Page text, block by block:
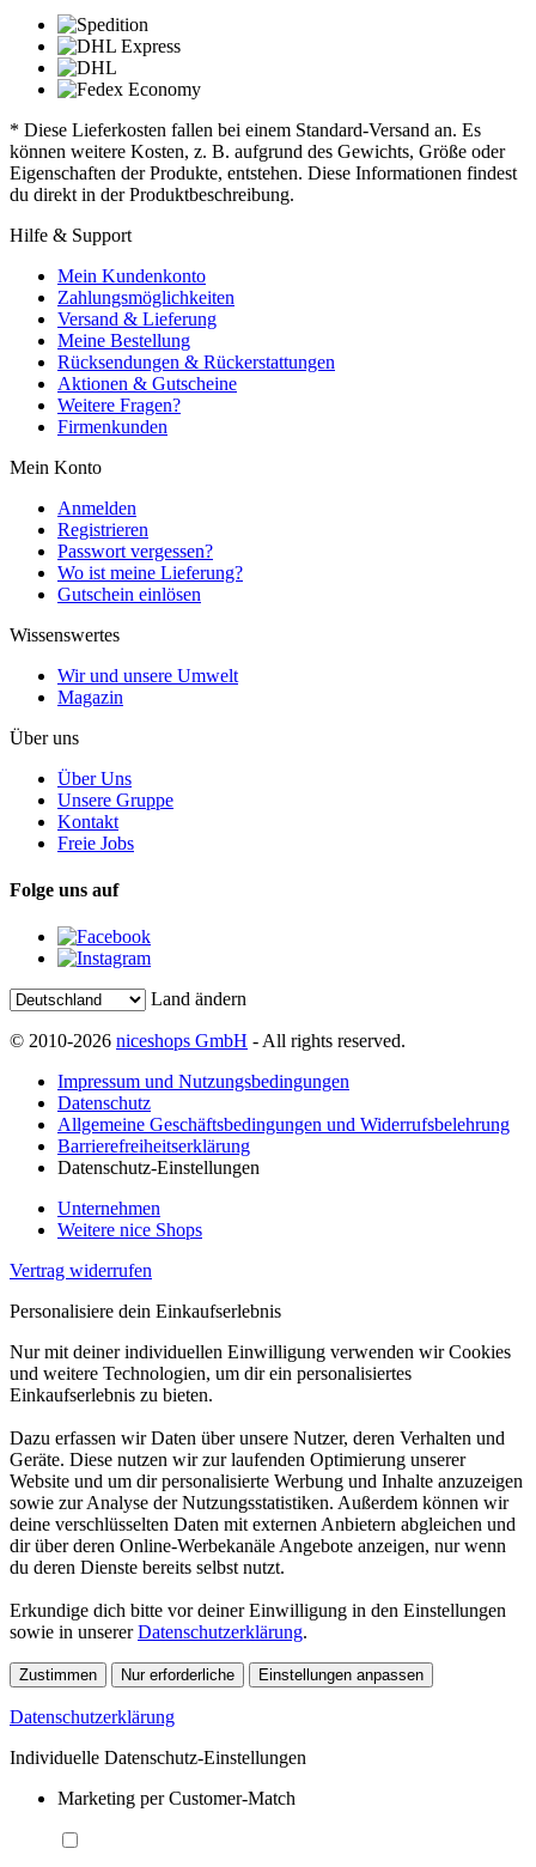
* Diese Lieferkosten fallen bei einem Standard-Versand an. Es
können weitere Kosten, z. B. aufgrund des Gewichts, Größe oder
Eigenschaften der Produkte, entstehen. Diese Informationen findest
du direkt in der Produktbeschreibung.
Hilfe & Support
Mein Kundenkonto
Zahlungsmöglichkeiten
Versand & Lieferung
Meine Bestellung
Rücksendungen & Rückerstattungen
Aktionen & Gutscheine
Weitere Fragen?
Firmenkunden
Mein Konto
Anmelden
Registrieren
Passwort vergessen?
Wo ist meine Lieferung?
Gutschein einlösen
Wissenswertes
Wir und unsere Umwelt
Magazin
Über uns
Über Uns
Unsere Gruppe
Kontakt
Freie Jobs
Folge uns auf
Land ändern
© 2010-2026 niceshops GmbH - All rights reserved.
Impressum und Nutzungsbedingungen
Datenschutz
Allgemeine Geschäftsbedingungen und Widerrufsbelehrung
Barrierefreiheitserklärung
Datenschutz-Einstellungen
Unternehmen
Weitere nice Shops
Vertrag widerrufen
Personalisiere dein Einkaufserlebnis
Nur mit deiner individuellen Einwilligung verwenden wir Cookies
und weitere Technologien, um dir ein personalisiertes
Einkaufserlebnis zu bieten.
Dazu erfassen wir Daten über unsere Nutzer, deren Verhalten und
Geräte. Diese nutzen wir zur laufenden Optimierung unserer
Website und um dir personalisierte Werbung und Inhalte anzuzeigen
sowie zur Analyse der Nutzungsstatistiken. Außerdem können wir
deine verschlüsselten Daten mit externen Anbietern abgleichen und
dir über deren Online-Werbekanäle Angebote anzeigen, nur wenn
du deren Dienste bereits selbst nutzt.
Erkundige dich bitte vor deiner Einwilligung in den Einstellungen
sowie in unsererDatenschutzerklärung.
Zustimmen Nur erforderliche Einstellungen anpassen
Datenschutzerklärung
Individuelle Datenschutz-Einstellungen
Marketing per Customer-Match